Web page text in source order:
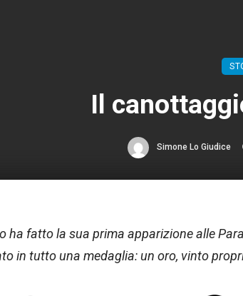
Il
Simone Lo Giudice
ha fatto la sua prima apparizione alle
in tutto una medaglia: un oro, vinto